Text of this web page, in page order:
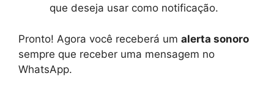
que deseja usar como notificação.
Pronto! Agora você receberá um alerta sonoro
sempre que receber uma mensagem no
WhatsApp.